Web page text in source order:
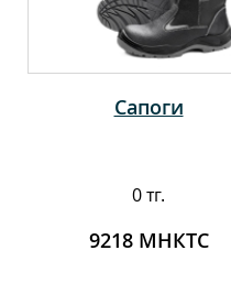
Сапоги
0 тг.
9218 МНКТС